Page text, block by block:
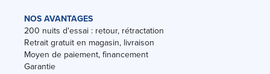
NOS AVANTAGES
200 nuits d'essai : retour, rétractation
Retrait gratuit en magasin, livraison
Moyen de paiement, financement
Garantie